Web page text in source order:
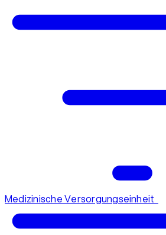
Medizinische Versorgungseinheit